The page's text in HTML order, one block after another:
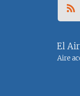
El
Aire